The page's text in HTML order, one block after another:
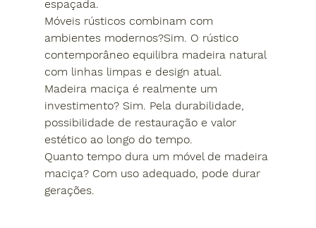
espaçada.
Móveis rústicos combinam com
ambientes modernos?Sim. O rústico
contemporâneo equilibra madeira natural
com linhas limpas e design atual.
Madeira maciça é realmente um
investimento? Sim. Pela durabilidade,
possibilidade de restauração e valor
estético ao longo do tempo.
Quanto tempo dura um móvel de madeira
maciça? Com uso adequado, pode durar
gerações.